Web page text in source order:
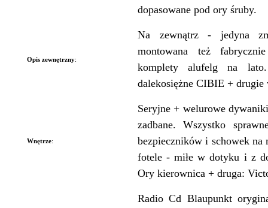
dopasowane pod ory śruby.
Opis zewnętrzny:
Na zewnątrz - jedyna
montowana też
komplety alufelg na lato.
dalekosiężne CIBIE + drugie
Wnętrze:
Seryjne + welurowe
zadbane. Wszystko
bezpieczników i schowek na
fotele - miłe w dotyku i z
Ory kierownica + druga:
Radio Cd Blaupunkt